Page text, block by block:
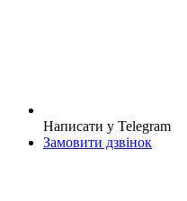
Написати у Telegram
Замовити дзвінок